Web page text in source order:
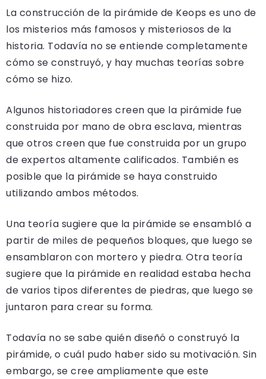
La construcción de la pirámide de Keops es uno de
los misterios más famosos y misteriosos de la
historia. Todavía no se entiende completamente
cómo se construyó, y hay muchas teorías sobre
cómo se hizo.
Algunos historiadores creen que la pirámide fue
construida por mano de obra esclava, mientras
que otros creen que fue construida por un grupo
de expertos altamente calificados. También es
posible que la pirámide se haya construido
utilizando ambos métodos.
Una teoría sugiere que la pirámide se ensambló a
partir de miles de pequeños bloques, que luego se
ensamblaron con mortero y piedra. Otra teoría
sugiere que la pirámide en realidad estaba hecha
de varios tipos diferentes de piedras, que luego se
juntaron para crear su forma.
Todavía no se sabe quién diseñó o construyó la
pirámide, o cuál pudo haber sido su motivación. Sin
embargo, se cree ampliamente que este